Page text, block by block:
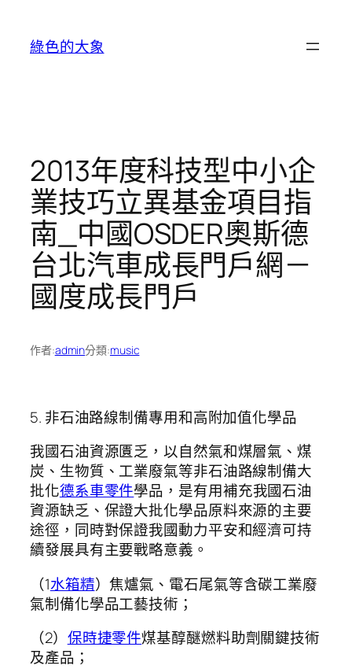
綠色的大象
2013年度科技型中小企
業技巧立異基金項目指
南_中國OSDER奧斯德
台北汽車成長門戶網－
國度成長門戶
作者:admin分類:music
5. 非石油路線制備專用和高附加值化學品
我國石油資源匱乏，以自然氣和煤層氣、煤
炭、生物質、工業廢氣等非石油路線制備大
批化德系車零件學品，是有用補充我國石油
資源缺乏、保證大批化學品原料來源的主要
途徑，同時對保證我國動力平安和經濟可持
續發展具有主要戰略意義。
（1水箱精）焦爐氣、電石尾氣等含碳工業廢
氣制備化學品工藝技術；
（2） 保時捷零件煤基醇醚燃料助劑關鍵技術
及產品；